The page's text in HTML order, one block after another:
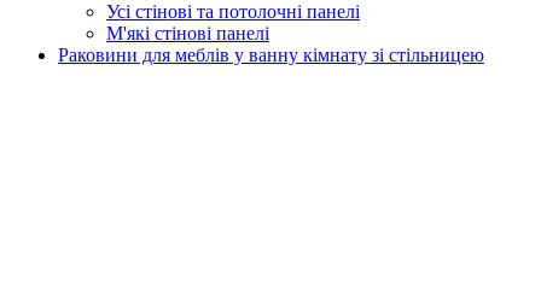
Усі стінові та потолочні панелі
М'які стінові панелі
Раковини для меблів у ванну кімнату зі стільницею